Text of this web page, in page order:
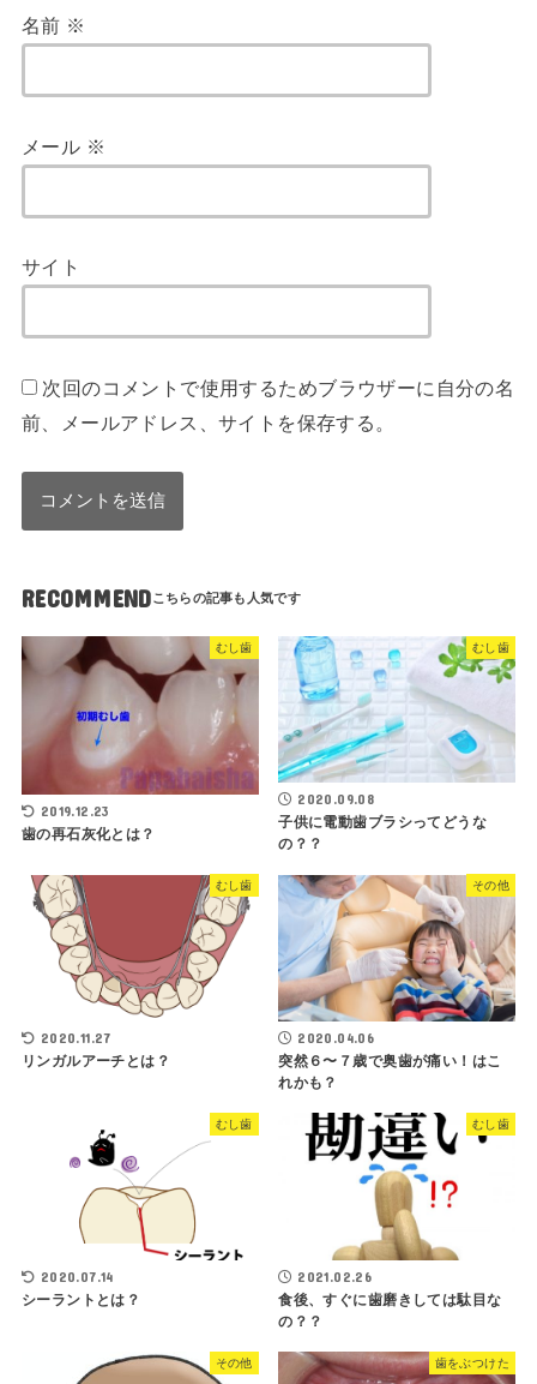
名前 ※
メール ※
サイト
次回のコメントで使用するためブラウザーに自分の名
前、メールアドレス、サイトを保存する。
RECOMMEND
むし歯
2019.12.23
歯の再石灰化とは？
むし歯
2020.09.08
子供に電動歯ブラシってどうな
の？？
むし歯
2020.11.27
リンガルアーチとは？
その他
2020.04.06
突然６〜７歳で奥歯が痛い！はこ
れかも？
むし歯
2020.07.14
シーラントとは？
むし歯
2021.02.26
食後、すぐに歯磨きしては駄目な
の？？
その他 歯をぶつけた